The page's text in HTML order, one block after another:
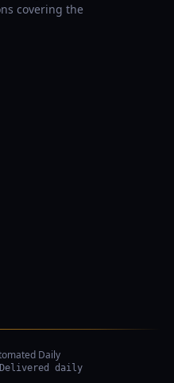
covering the
Daily
daily